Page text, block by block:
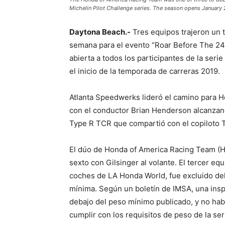
Michelin Pilot Challenge series. The season opens
Daytona Beach.- Tres equipos trajeron un
semana para el evento “Roar Before The
abierta a todos los participantes de la
el inicio de la temporada de carreras 2019.
Atlanta Speedwerks lideró el camino para
con el conductor Brian Henderson
Type R TCR que compartió con el copiloto
El dúo de Honda of America Racing Team
sexto con Gilsinger al volante. El tercer
coches de LA Honda World, fue excluido
mínima. Según un boletín de IMSA, una
debajo del peso mínimo publicado, y no
cumplir con los requisitos de peso de la